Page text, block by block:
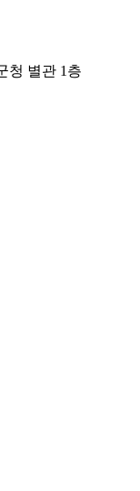
청 별관 1층